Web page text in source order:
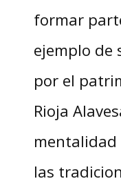
formar
ejemplo de
por el
Rioja
las